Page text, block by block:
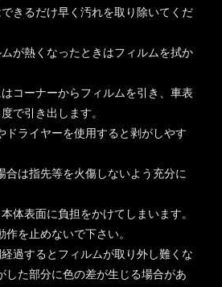
きるだけ早く汚れを取り除いてくだ
が熱くなったときはフィルムを拭か
コーナーからフィルムを引き、車表
で引き出します。
ライヤーを使用すると剥がしやす
は指先等を火傷しないよう充分に
体表面に負担をかけてしまいます。
を止めないで下さい。
過するとフィルムが取り外し難くな
した部分に色の差が生じる場合があ